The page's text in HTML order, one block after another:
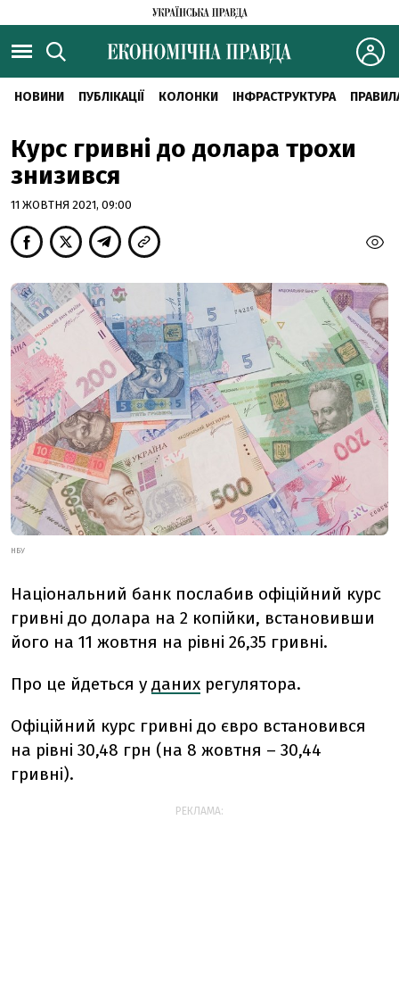
НОВИНИ ПУБЛІКАЦІЇ КОЛОНКИ ІНФРАСТРУКТУРА
Курс гривні до долара трохи
знизився
11 ЖОВТНЯ 2021, 09:00
НБУ
Національний банк послабив офіційний курс
гривні до долара на 2 копійки, встановивши
його на 11 жовтня на рівні 26,35 гривні.
Про це йдеться у даних регулятора.
Офіційний курс гривні до євро встановився
на рівні 30,48 грн (на 8 жовтня – 30,44
гривні).
РЕКЛАМА: